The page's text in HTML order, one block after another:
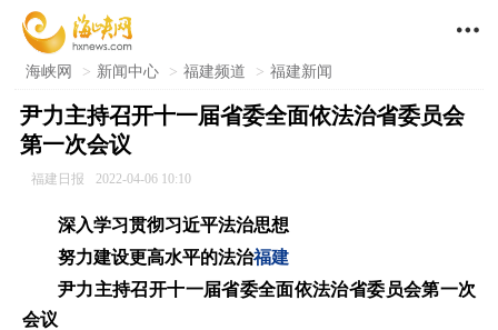

海峡网 > 新闻中心 > 福建频道 > 福建新闻
尹力主持召开十一届省委全面依法治省委员会
第一次会议
福建日报 2022-04-06 10:10
深入学习贯彻习近平法治思想
努力建设更高水平的法治福建
尹力主持召开十一届省委全面依法治省委员会第一次
会议